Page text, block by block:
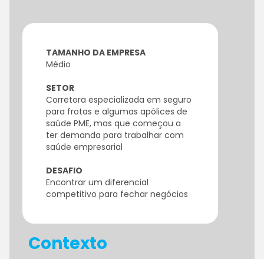
TAMANHO DA EMPRESA
Médio
SETOR
Corretora especializada em seguro
para frotas e algumas apólices de
saúde PME, mas que começou a
ter demanda para trabalhar com
saúde empresarial
DESAFIO
Encontrar um diferencial
competitivo para fechar negócios
Contexto